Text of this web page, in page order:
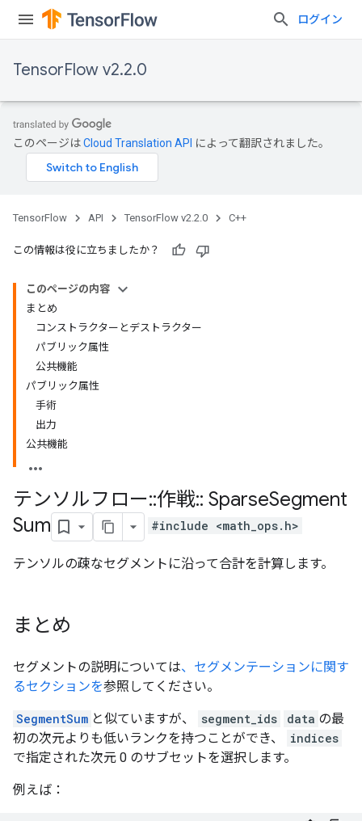
ログイン
TensorFlow v2.2.0
このページはCloud Translation API によって翻訳されました。
TensorFlow API TensorFlow v2.2.0 C++
この情報は役に立ちましたか？
このページの内容
まとめ
コンストラクターとデストラクター
パブリック属性
公共機能
パブリック属性
手術
出力
公共機能
テンソルフロー::作戦:: SparseSegment
Sum
#include <math_ops.h>
テンソルの疎なセグメントに沿って合計を計算します。
まとめ
セグメントの説明については、セグメンテーションに関す
るセクションを参照してください。
SegmentSum と似ていますが、 segment_ids data の最
初の次元よりも低いランクを持つことができ、
indices
で指定された次元 0 のサブセットを選択します。
例えば：